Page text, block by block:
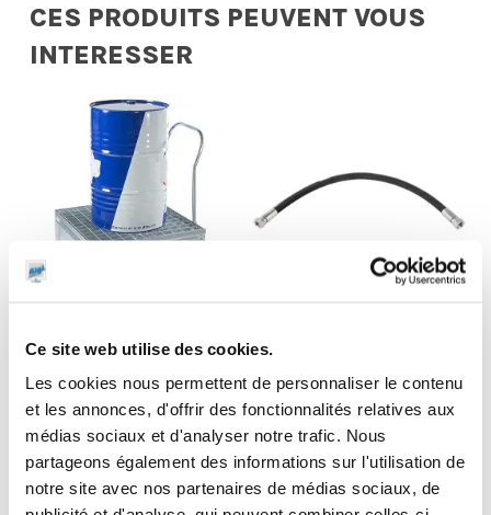
Ce site web utilise des cookies.
Les cookies nous permettent de personnaliser le contenu
et les annonces, d'offrir des fonctionnalités relatives aux
médias sociaux et d'analyser notre trafic. Nous
partageons également des informations sur l'utilisation de
notre site avec nos partenaires de médias sociaux, de
CES PRODUITS PEUVENT VOUS
INTERESSER
Chariot de
rétention acier
galvanisé pour
1 fût
liaison
enrouleur huile
1,5 m 3/4″ Gaz